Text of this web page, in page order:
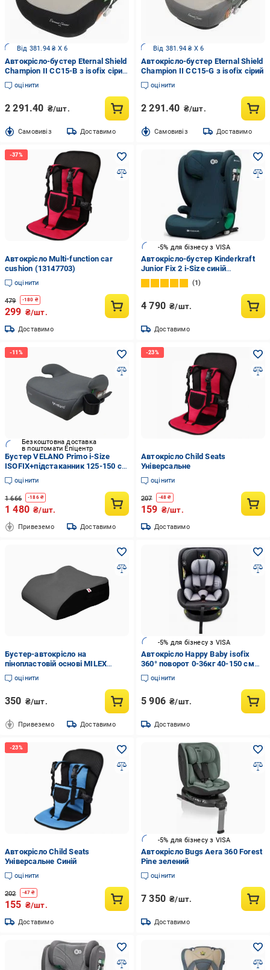
Від 381.94 ₴ X 6
Автокрісло-бустер Eternal Shield
Champion II CC15-B з isofix сірий
із чорним
оцінити
2 291.40 ₴/шт.
Cамовивіз Доставимо
Від 381.94 ₴ X 6
Автокрісло-бустер Eternal Shield
Champion II CC15-G з isofix сірий
оцінити
2 291.40 ₴/шт.
Cамовивіз Доставимо
Автокрісло Multi-function car
cushion (13147703)
оцінити
479 -180 ₴
299 ₴/шт.
Доставимо
-5% для бізнесу з VISA
Автокрісло-бустер Kinderkraft
Junior Fix 2 i-Size синій
KCJUFI20BLU0000
1
4 790 ₴/шт.
Доставимо
Безкоштовна доставка
в поштомати Епіцентр
Бустер VELANO Primo i-Size
ISOFIX+підстаканник 125-150 см
Grey (34679934)
оцінити
1 666 -186₴
1 480 ₴/шт.
Привеземо Доставимо
Автокрісло Child Seats
Універсальне
оцінити
207 -48 ₴
159 ₴/шт.
Доставимо
Бустер-автокрісло на
пінопластовій основі MILEX
AJAX FP-A10002 для дітей від 6
до 12 років 22-36 кг Сірий
оцінити
350 ₴/шт.
Привеземо Доставимо
-5% для бізнесу з VISA
Автокрісло Happy Baby isofix
360° поворот 0-36кг 40-150 см
чорний black black/grey KIM
HB328
оцінити
5 906 ₴/шт.
Доставимо
Автокрісло Child Seats
Універсальне Синій
оцінити
202 -47 ₴
155 ₴/шт.
Доставимо
-5% для бізнесу з VISA
Автокрісло Bugs Aera 360 Forest
Pine зелений
оцінити
7 350 ₴/шт.
Доставимо